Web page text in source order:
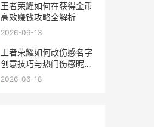
王者荣耀如何在获得金币
高效赚钱攻略全解析
2026-06-13
王者荣耀如何改伤感名字
创意技巧与热门伤感昵称
推荐
2026-06-18